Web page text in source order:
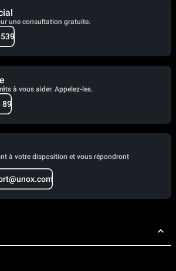
une consultation gratuite.
à vous aider. Appelez-les.
89
à votre disposition et vous répondront